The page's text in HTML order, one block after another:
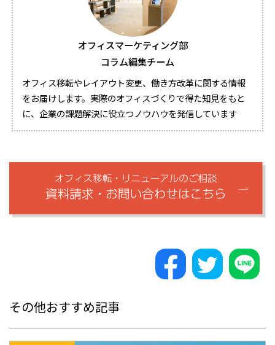
オフィスマーケティング部
コラム編集チーム
オフィス移転やレイアウト変更、働き方改革に関する情報
をお届けします。実際のオフィスづくりで得た知見をもと
に、企業の課題解決に役立つノウハウを発信しています
その他おすすめ記事